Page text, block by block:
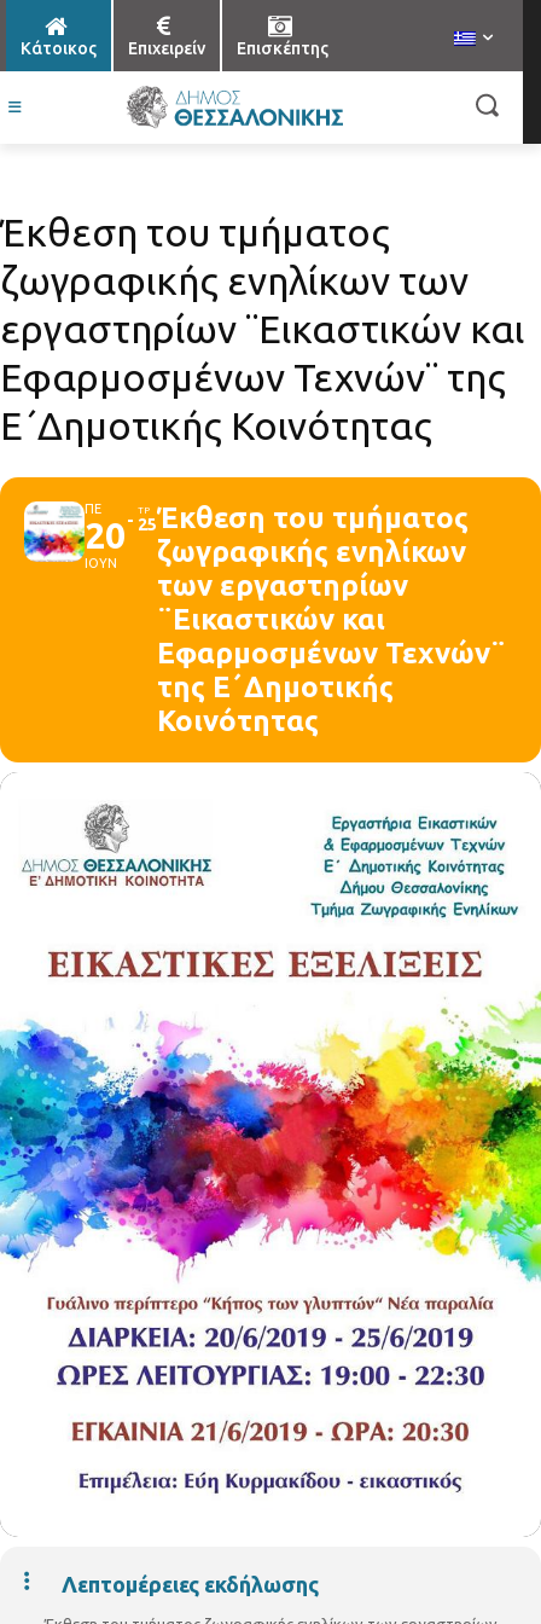
Κάτοικος Επιχειρείν Επισκέπτης
Έκθεση του τμήματος
ζωγραφικής ενηλίκων των
εργαστηρίων ¨Εικαστικών και
Εφαρμοσμένων Τεχνών¨ της
Ε΄Δημοτικής Κοινότητας
ΠΕ
20
ΙΟΥΝ
ΤΡ
25Έκθεση του τμήματος
ζωγραφικής ενηλίκων
των εργαστηρίων
¨Εικαστικών και
Εφαρμοσμένων Τεχνών¨
της Ε΄Δημοτικής
Κοινότητας
Λεπτομέρειες εκδήλωσης